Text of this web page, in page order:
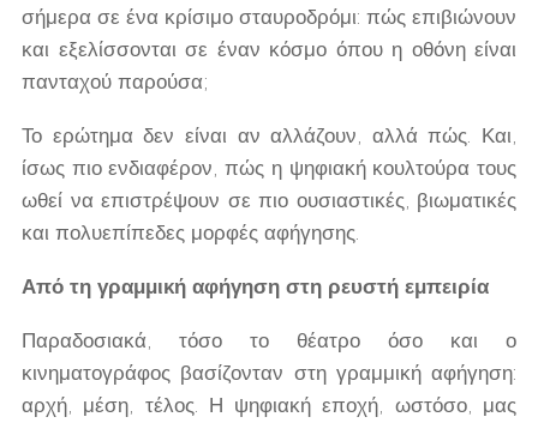
σήμερα σε ένα κρίσιμο σταυροδρόμι: πώς επιβιώνουν
και εξελίσσονται σε έναν κόσμο όπου η οθόνη είναι
πανταχού παρούσα;
Το ερώτημα δεν είναι αν αλλάζουν, αλλά πώς. Και,
ίσως πιο ενδιαφέρον, πώς η ψηφιακή κουλτούρα τους
ωθεί να επιστρέψουν σε πιο ουσιαστικές, βιωματικές
και πολυεπίπεδες μορφές αφήγησης.
Από τη γραμμική αφήγηση στη ρευστή εμπειρία
Παραδοσιακά, τόσο το θέατρο όσο και ο
κινηματογράφος βασίζονταν στη γραμμική αφήγηση:
αρχή, μέση, τέλος. Η ψηφιακή εποχή, ωστόσο, μας